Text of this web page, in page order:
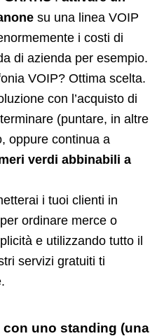
su una linea VOIP
i costi di
di azienda per esempio.
VOIP? Ottima scelta.
con l’acquisto di
(puntare, in altre
oppure continua a
verdi abbinabili a
i tuoi clienti in
ordinare merce o
e utilizzando tutto il
servizi gratuiti ti
con uno standing (una